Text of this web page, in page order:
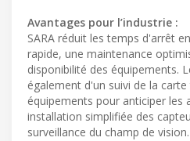
Avantages pour l’industrie :
SARA réduit les temps d'arrêt
rapide, une maintenance
disponibilité des équipements.
également d'un suivi de la
équipements pour anticiper les
installation simplifiée des
surveillance du champ de vision.